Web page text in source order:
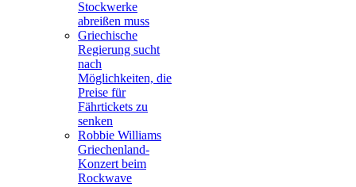
Stockwerke
abreißen muss
Griechische
Regierung sucht
nach
Möglichkeiten, die
Preise für
Fährtickets zu
senken
Robbie Williams
Griechenland-
Konzert beim
Rockwave